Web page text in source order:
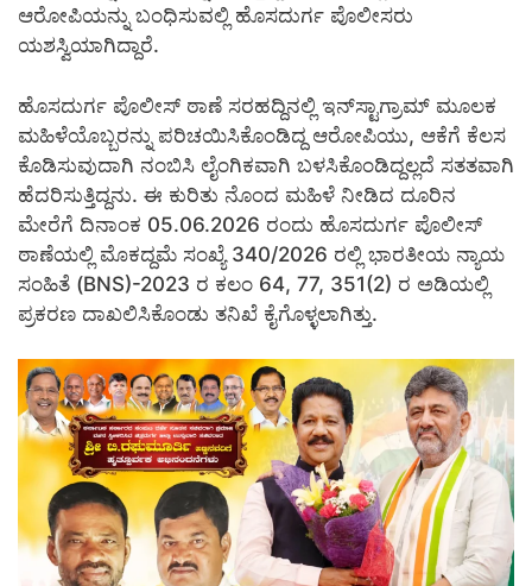
ಆರೋಪಿಯನ್ನು ಬಂಧಿಸುವಲ್ಲಿ ಹೊಸದುರ್ಗ ಪೊಲೀಸರು
ಯಶಸ್ವಿಯಾಗಿದ್ದಾರೆ.
​ಹೊಸದುರ್ಗ ಪೊಲೀಸ್ ಠಾಣೆ ಸರಹದ್ದಿನಲ್ಲಿ ಇನ್‌ಸ್ಟಾಗ್ರಾಮ್ ಮೂಲಕ
ಮಹಿಳೆಯೊಬ್ಬರನ್ನು ಪರಿಚಯಿಸಿಕೊಂಡಿದ್ದ ಆರೋಪಿಯು, ಆಕೆಗೆ ಕೆಲಸ
ಕೊಡಿಸುವುದಾಗಿ ನಂಬಿಸಿ ಲೈಂಗಿಕವಾಗಿ ಬಳಸಿಕೊಂಡಿದ್ದಲ್ಲದೆ ಸತತವಾಗಿ
ಹೆದರಿಸುತ್ತಿದ್ದನು. ಈ ಕುರಿತು ನೊಂದ ಮಹಿಳೆ ನೀಡಿದ ದೂರಿನ
ಮೇರೆಗೆ ದಿನಾಂಕ 05.06.2026 ರಂದು ಹೊಸದುರ್ಗ ಪೊಲೀಸ್
ಠಾಣೆಯಲ್ಲಿ ಮೊಕದ್ದಮೆ ಸಂಖ್ಯೆ 340/2026 ರಲ್ಲಿ ಭಾರತೀಯ ನ್ಯಾಯ
ಸಂಹಿತೆ (BNS)-2023 ರ ಕಲಂ 64, 77, 351(2) ರ ಅಡಿಯಲ್ಲಿ
ಪ್ರಕರಣ ದಾಖಲಿಸಿಕೊಂಡು ತನಿಖೆ ಕೈಗೊಳ್ಳಲಾಗಿತ್ತು.